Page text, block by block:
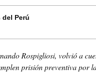
del Perú
Rospigliosi, volvió a
prisión preventiva por